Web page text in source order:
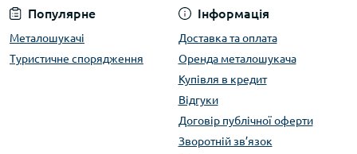
Популярне
Металошукачі
Туристичне спорядження
Інформація
Доставка та оплата
Оренда металошукача
Купівля в кредит
Відгуки
Договір публічної оферти
Зворотній зв’язок